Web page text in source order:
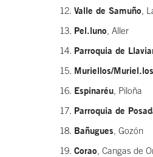
Valle de Samuño ,
Pel.luno , Aller
Parroquia de
Muriellos/Muriel.los
Espinaréu , Piloña
Parroquia de
Bañugues , Gozón
Corao , Cangas de